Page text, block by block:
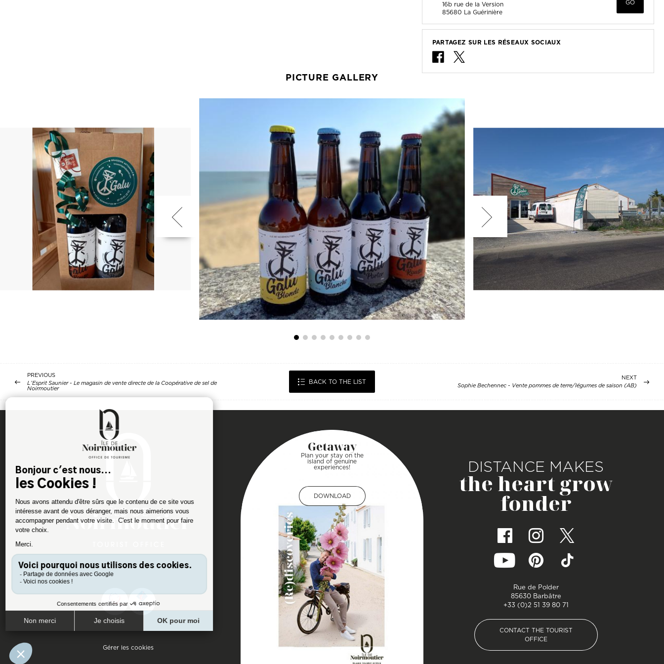
16b rue de la Version
85680 La Guérinière
GO
PARTAGEZ SUR LES RÉSEAUX SOCIAUX
PICTURE GALLERY
PREVIOUS
L’Esprit Saunier - Le magasin de vente directe de la Coopérative de sel de
Noirmoutier
BACK TO THE LIST
NEXT
Sophie Bechennec - Vente pommes de terre/légumes de saison (AB)
Pied de page
Gérer les cookies
Getaway
Plan your stay on the
island of genuine
experiences!
DOWNLOAD
DOWNLOAD
DISTANCE MAKES
the heart grow
fonder
Rue de Polder
85630 Barbâtre
+33 (0)2 51 39 80 71
CONTACT THE TOURIST
OFFICE